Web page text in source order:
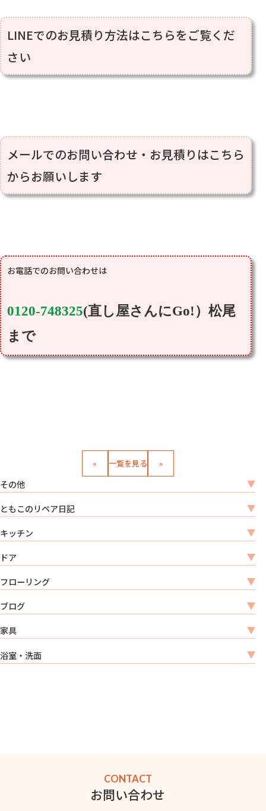
LINEでのお見積り方法はこちらをご覧くだ
さい
メールでのお問い合わせ・お見積りはこちら
からお願いします
お電話でのお問い合わせは
0120-748325(直し屋さんにGo!）松尾
まで
« 一覧を見る »
その他
ともこのリペア日記
キッチン
ドア
フローリング
ブログ
家具
浴室・洗面
CONTACT
お問い合わせ